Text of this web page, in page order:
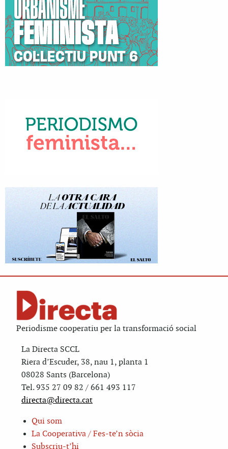
Periodisme cooperatiu per la transformació social
La Directa SCCL
Riera d’Escuder, 38, nau 1, planta 1
08028 Sants (Barcelona)
Tel. 935 27 09 82 / 661 493 117
directa@directa.cat
Qui som
La Cooperativa / Fes-te’n sòcia
Subscriu-t’hi